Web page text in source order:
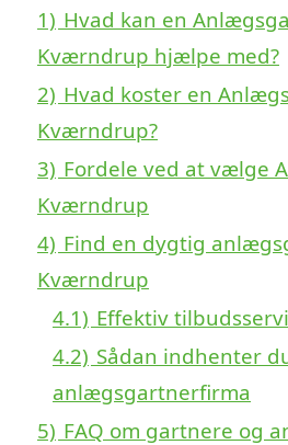
1) Hvad kan en
Kværndrup hjælpe med?
2) Hvad koster en
Kværndrup?
3) Fordele ved at vælge
Kværndrup
4) Find en dygtig
Kværndrup
4.1) Effektiv
4.2) Sådan indhenter
anlægsgartnerfirma
5) FAQ om gartnere og